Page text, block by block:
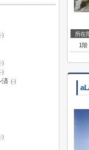
所在
1階
)
)
)
済 (-)
)